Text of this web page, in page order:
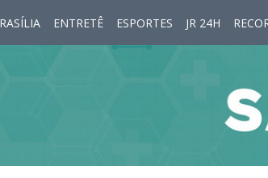
ENTRETÊ ESPORTES JR 24H